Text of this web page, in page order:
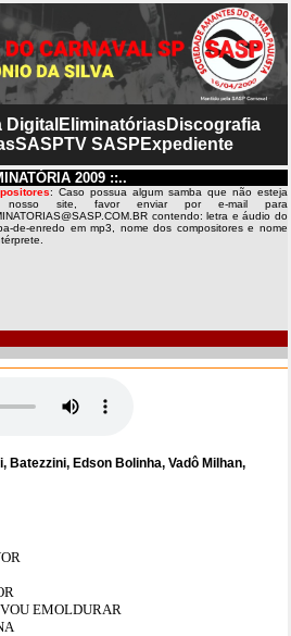
EliminatóriasDiscografia
SASPTV SASP Expediente
2009 ::..
: Caso possua algum samba que não esteja
nosso site, favor enviar por e-mail para
contendo: letra e áudio do
de-enredo em mp3, nome dos compositores e nome
Edson Bolinha, Vadô Milhan,
EMOLDURAR